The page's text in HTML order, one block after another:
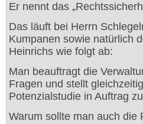
Er nennt das
Das läuft bei Herrn
Kumpanen sowie natürlich
Heinrichs wie folgt ab:
Man beauftragt die
Fragen und stellt
Potenzialstudie in Auftrag
Warum sollte man auch die